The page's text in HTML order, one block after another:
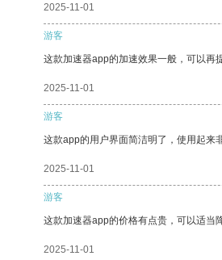
2025-11-01
游客
这款加速器app的加速效果一般，可以再
2025-11-01
游客
这款app的用户界面简洁明了，使用起来
2025-11-01
游客
这款加速器app的价格有点贵，可以适当
2025-11-01